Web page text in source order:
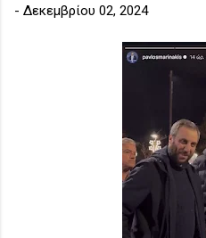
- Δεκεμβρίου 02, 2024